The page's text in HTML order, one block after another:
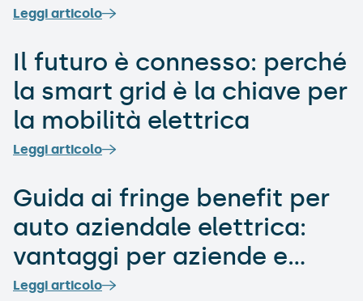
Leggi articolo
Il futuro è connesso: perché
la smart grid è la chiave per
la mobilità elettrica
Leggi articolo
Guida ai fringe benefit per
auto aziendale elettrica:
vantaggi per aziende e
dipendenti
Leggi articolo